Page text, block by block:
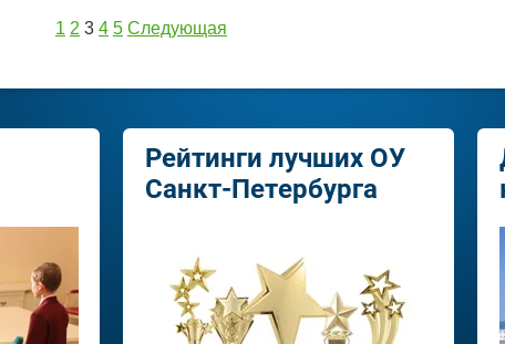
1 2 3 4 5 Следующая
Рейтинги лучших ОУ
Санкт-Петербурга